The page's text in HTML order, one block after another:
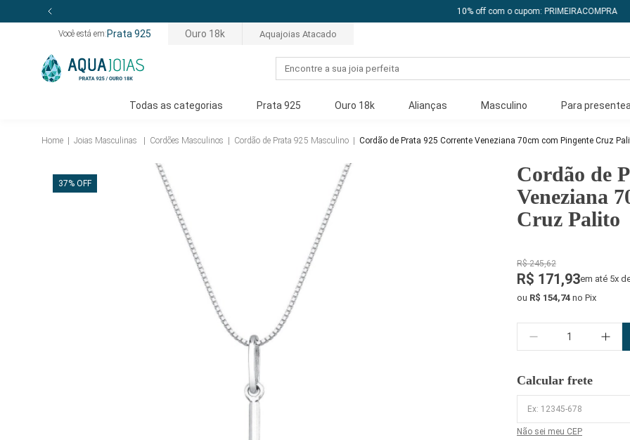
10% off com o cupom: PRIMEIRACOMPRA
Você está em: Prata 925 Ouro 18k Aquajoias Atacado
Todas as categorias Prata 925 Ouro 18k Alianças Masculino Para
Home | Joias Masculinas | Cordões Masculinos | Cordão de Prata 925 Masculino | Cordão de Prata 925 Corrente Veneziana 70cm com Pingente Cruz
37% OFF
Cordão de
Veneziana
Cruz Palito
R$ 245,62
R$ 171,93em até 5x
ou R$ 154,74 no Pix
Quantidade
Calcular frete
Não sei meu CEP